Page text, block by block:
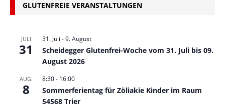
GLUTENFREIE VERANSTALTUNGEN
JULI
31
31. Juli -9. August
Scheidegger Glutenfrei-Woche vom 31. Juli bis 09.
August 2026
AUG.
8
8:30- 16:00
Sommerferientag für Zöliakie Kinder im Raum
54568 Trier